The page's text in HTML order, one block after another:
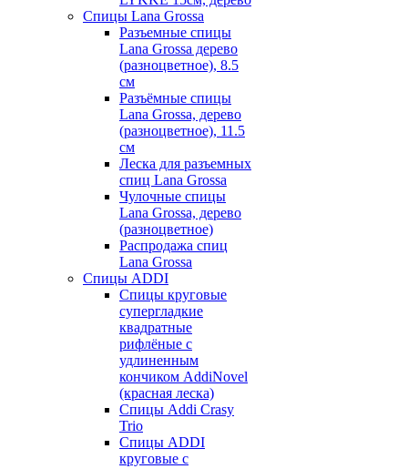
Спицы Lana Grossa
Разъемные спицы
Lana Grossa дерево
(разноцветное), 8.5
см
Разъёмные спицы
Lana Grossa, дерево
(разноцветное), 11.5
см
Леска для разъемных
спиц Lana Grossa
Чулочные спицы
Lana Grossa, дерево
(разноцветное)
Распродажа спиц
Lana Grossa
Спицы ADDI
Спицы круговые
супергладкие
квадратные
рифлёные с
удлиненным
кончиком AddiNovel
(красная леска)
Спицы Addi Crasy
Trio
Спицы ADDI
круговые с